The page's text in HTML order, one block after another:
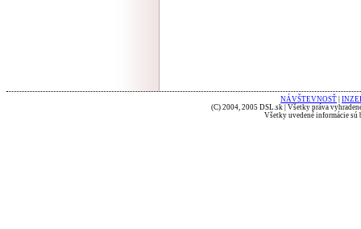
NÁVŠTEVNOSŤ
(C) 2004, 2005 DSL.sk | Všetky práva
Všetky uvedené informácie sú